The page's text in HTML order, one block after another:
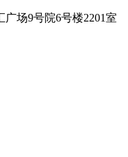
场9号院6号楼2201室